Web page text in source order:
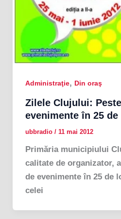
Administraţie, Din oraş
Zilele Clujului:
evenimente în 25
ubbradio / 11 mai 2012
Primăria municipiului
calitate de organizator,
de evenimente în 25 de
celei